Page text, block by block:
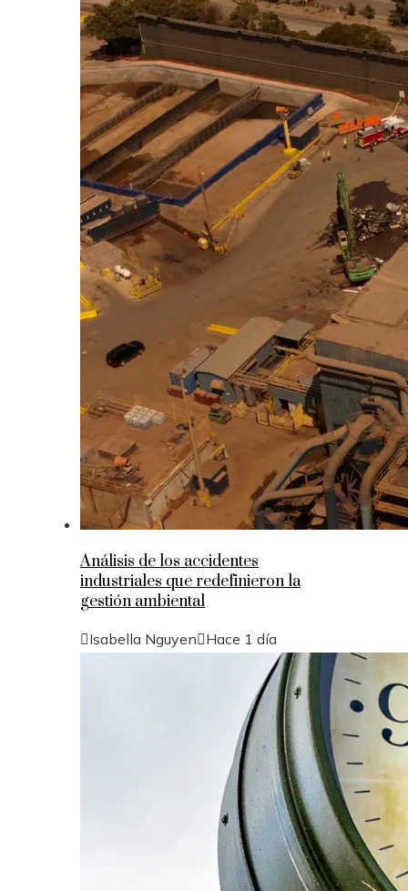
Análisis de los accidentes
industriales que redefinieron la
gestión ambiental
Isabella Nguyen Hace 1 día